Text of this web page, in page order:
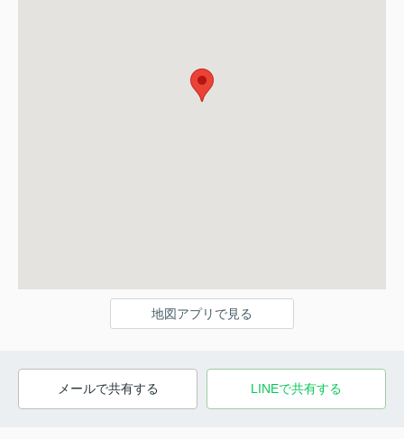
地図アプリで見る
メールで共有する LINEで共有する